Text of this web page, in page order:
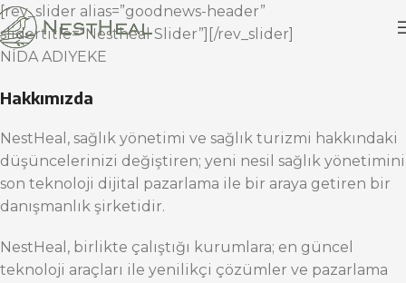
[rev_slider alias=”goodnews-header”
slidertitle=”Nestheal Slider”][/rev_slider]
NİDA ADIYEKE
Hakkımızda
NestHeal, sağlık yönetimi ve sağlık turizmi hakkındaki
düşüncelerinizi değiştiren; yeni nesil sağlık yönetimini
son teknoloji dijital pazarlama ile bir araya getiren bir
danışmanlık şirketidir.
NestHeal, birlikte çalıştığı kurumlara; en güncel
teknoloji araçları ile yenilikçi çözümler ve pazarlama